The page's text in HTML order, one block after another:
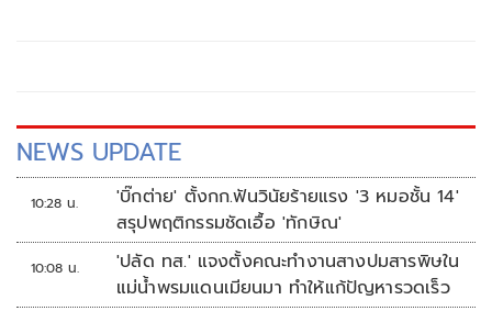
NEWS UPDATE
10:28 น.
'บิ๊กต่าย' ตั้งกก.ฟันวินัยร้ายแรง '3 หมอชั้น 14'
สรุปพฤติกรรมชัดเอื้อ 'ทักษิณ'
10:08 น.
'ปลัด ทส.' แจงตั้งคณะทำงานสางปมสารพิษใน
แม่น้ำพรมแดนเมียนมา ทำให้แก้ปัญหารวดเร็ว